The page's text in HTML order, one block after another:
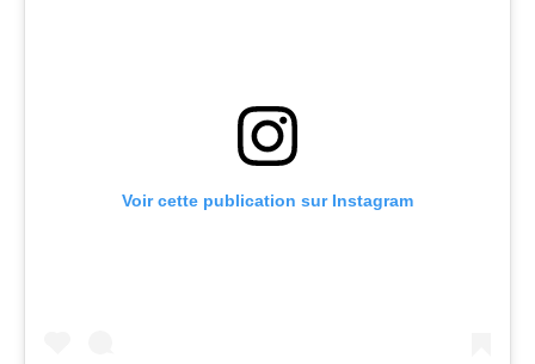
Voir cette publication sur Instagram